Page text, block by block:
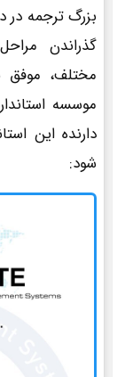
بزرگ ترجمه در
گذراندن
مختلف، موفق
موسسه
دارنده این
شود: